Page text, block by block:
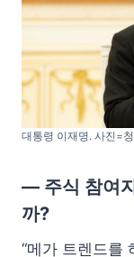
대통령 이재명. 사진=
— 주식 참여
까?
“메가 트렌드를